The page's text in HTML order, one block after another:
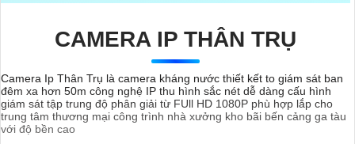
CAMERA IP THÂN TRỤ
Camera Ip Thân Trụ là camera kháng nước thiết kết to giám sát ban
đêm xa hơn 50m công nghệ IP thu hình sắc nét dễ dàng cấu hình
giám sát tập trung độ phân giải từ FUll HD 1080P phù hợp lắp cho
trung tâm thương mại công trình nhà xưởng kho bãi bến cảng ga tàu
với độ bền cao